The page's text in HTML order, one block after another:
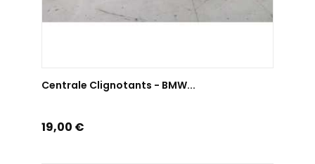
Centrale Clignotants - BMW...
Prix
19,00 €